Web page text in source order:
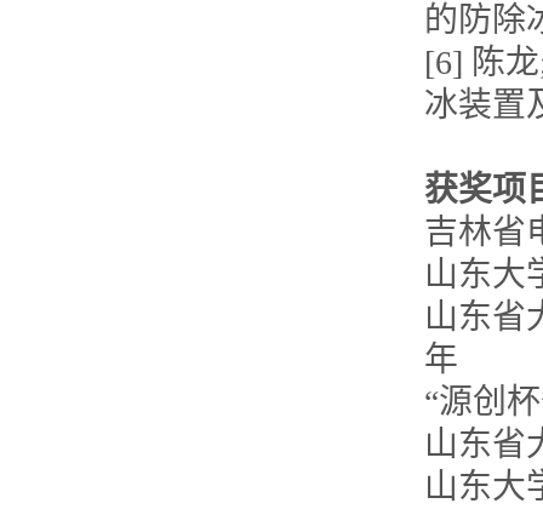
的防除
[6] 陈
冰装置
获奖项
吉林省
山东大
山东省
年
“源创
山东省
山东大